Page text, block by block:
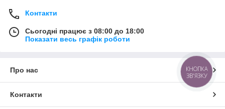
Контакти
Сьогодні працює з 08:00 до 18:00
Показати весь графік роботи
Про нас
Контакти
КНОПКА
ЗВ'ЯЗКУ